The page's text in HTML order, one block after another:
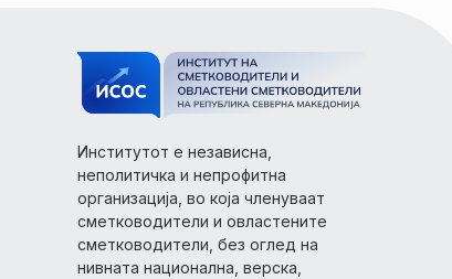
Институтот е независна,
неполитичка и непрофитна
организација, во која членуваат
сметководители и овластените
сметководители, без оглед на
нивната национална, верска,